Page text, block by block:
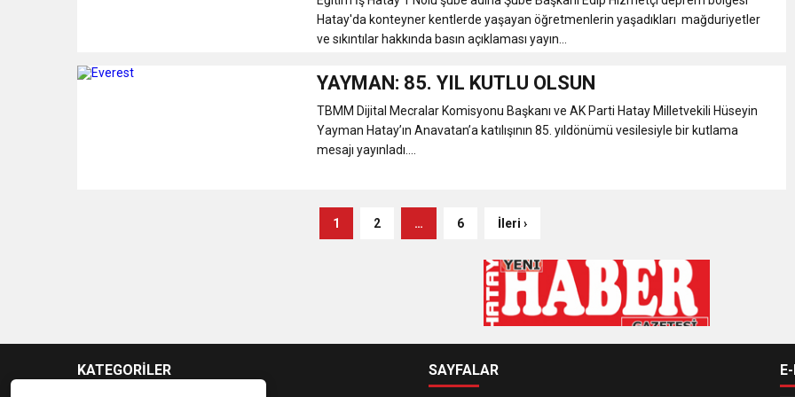
Hatay'da konteyner kentlerde yaşayan öğretmenlerin yaşadıkları mağduriyetler
ve sıkıntılar hakkında basın açıklaması yayın...
YAYMAN: 85. YIL KUTLU OLSUN
TBMM Dijital Mecralar Komisyonu Başkanı ve AK Parti Hatay Milletvekili Hüseyin
Yayman Hatay’ın Anavatan’a katılışının 85. yıldönümü vesilesiyle bir kutlama
mesajı yayınladı....
1 2 … 6 İleri ›
KATEGORİLER SAYFALAR